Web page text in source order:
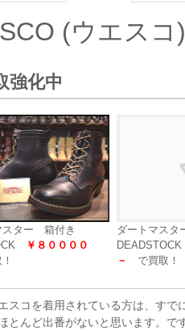
(ウエスコ)
強化中
スター 箱付き
￥８００００
ダートマス
－
で買取！
スコを着用されている方は、すで
とんど出番がないと思います。